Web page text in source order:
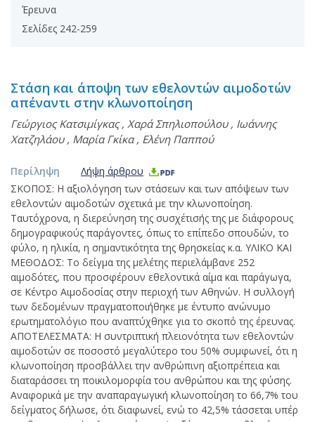
Έρευνα
Σελίδες 242-259
Στάση και άποψη των εθελοντών αιμοδοτών
απέναντι στην κλωνοποίηση
Γεώργιος Κατσιμίγκας, Χαρά Σπηλιοπούλου, Ιωάννης
Χατζηλάου, Μαρία Γκίκα, Ελένη Παππού
Περίληψη
Λήψη άρθρου
ΣΚΟΠΟΣ: Η αξιολόγηση των στάσεων και των απόψεων των
εθελοντών αιμοδοτών σχετικά με την κλωνοποίηση.
Ταυτόχρονα, η διερεύνηση της συσχέτισής της με διάφορους
δημογραφικούς παράγοντες, όπως το επίπεδο σπουδών, το
φύλο, η ηλικία, η σημαντικότητα της θρησκείας κ.α. ΥΛΙΚΟ ΚΑΙ
ΜΕΘΟΔΟΣ: Το δείγμα της μελέτης περιελάμβανε 252
αιμοδότες, που προσφέρουν εθελοντικά αίμα και παράγωγα,
σε Κέντρο Αιμοδοσίας στην περιοχή των Αθηνών. Η συλλογή
των δεδομένων πραγματοποιήθηκε με έντυπο ανώνυμο
ερωτηματολόγιο που αναπτύχθηκε για το σκοπό της έρευνας.
ΑΠΟΤΕΛΕΣΜΑΤΑ: Η συντριπτική πλειονότητα των εθελοντών
αιμοδοτών σε ποσοστό μεγαλύτερο του 50% συμφωνεί, ότι η
κλωνοποίηση προσβάλλει την ανθρώπινη αξιοπρέπεια και
διαταράσσει τη ποικιλομορφία του ανθρώπου και της φύσης.
Αναφορικά με την αναπαραγωγική κλωνοποίηση το 66,7% του
δείγματος δήλωσε, ότι διαφωνεί, ενώ το 42,5% τάσσεται υπέρ